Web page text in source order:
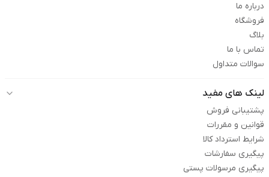
درباره ما
فروشگاه
بلاگ
تماس با ما
سوالات متداول
لینک های مفید
پشتیبانی فروش
قوانین و مقررات
شرایط استرداد کالا
پیگیری سفارشات
پیگیری مرسولات پستی